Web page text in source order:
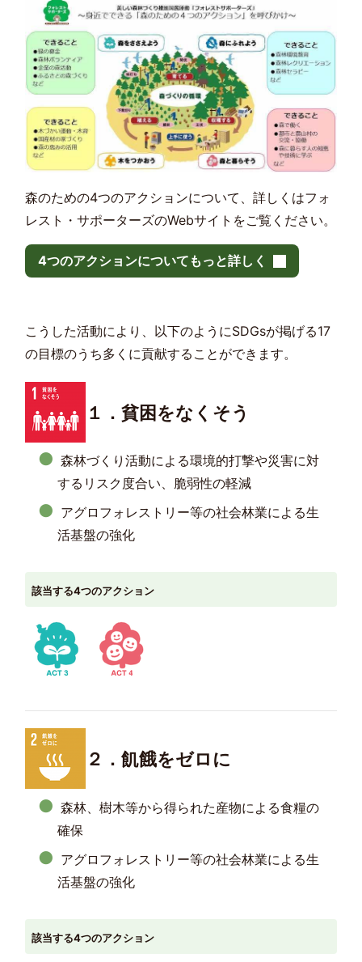
森のための4つのアクションについて、詳しくはフォ
レスト・サポーターズのWebサイトをご覧ください。
4つのアクションについてもっと詳しく
こうした活動により、以下のようにSDGsが掲げる17
の目標のうち多くに貢献することができます。
１．貧困をなくそう
森林づくり活動による環境的打撃や災害に対
するリスク度合い、脆弱性の軽減
アグロフォレストリー等の社会林業による生
活基盤の強化
該当する4つのアクション
２．飢餓をゼロに
森林、樹木等から得られた産物による食糧の
確保
アグロフォレストリー等の社会林業による生
活基盤の強化
該当する4つのアクション